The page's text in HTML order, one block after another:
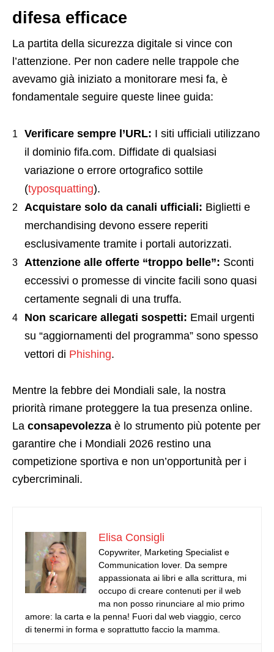
difesa efficace
La partita della sicurezza digitale si vince con
l’attenzione. Per non cadere nelle trappole che
avevamo già iniziato a monitorare mesi fa, è
fondamentale seguire queste linee guida:
Verificare sempre l’URL: I siti ufficiali utilizzano
il dominio fifa.com. Diffidate di qualsiasi
variazione o errore ortografico sottile
(typosquatting).
Acquistare solo da canali ufficiali: Biglietti e
merchandising devono essere reperiti
esclusivamente tramite i portali autorizzati.
Attenzione alle offerte “troppo belle”: Sconti
eccessivi o promesse di vincite facili sono quasi
certamente segnali di una truffa.
Non scaricare allegati sospetti: Email urgenti
su “aggiornamenti del programma” sono spesso
vettori di Phishing.
Mentre la febbre dei Mondiali sale, la nostra
priorità rimane proteggere la tua presenza online.
La consapevolezza è lo strumento più potente per
garantire che i Mondiali 2026 restino una
competizione sportiva e non un’opportunità per i
cybercriminali.
Elisa Consigli
Copywriter, Marketing Specialist e
Communication lover. Da sempre
appassionata ai libri e alla scrittura, mi
occupo di creare contenuti per il web
ma non posso rinunciare al mio primo
amore: la carta e la penna! Fuori dal web viaggio, cerco
di tenermi in forma e soprattutto faccio la mamma.